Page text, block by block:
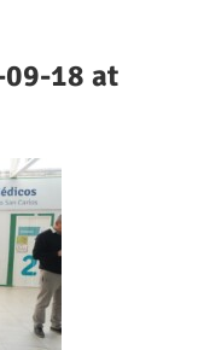
09-18 at